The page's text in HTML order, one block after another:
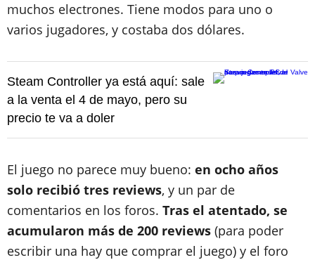
muchos electrones. Tiene modos para uno o
varios jugadores, y costaba dos dólares.
Steam Controller ya está aquí: sale
a la venta el 4 de mayo, pero su
precio te va a doler
El juego no parece muy bueno: en ocho años
solo recibió tres reviews, y un par de
comentarios en los foros. Tras el atentado, se
acumularon más de 200 reviews (para poder
escribir una hay que comprar el juego) y el foro